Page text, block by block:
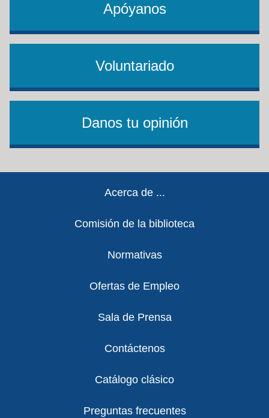
Apóyanos
Voluntariado
Danos tu opinión
Acerca de ...
Comisión de la biblioteca
Normativas
Ofertas de Empleo
Sala de Prensa
Contáctenos
Catálogo clásico
Preguntas frecuentes